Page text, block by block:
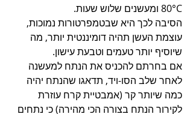
80°C ומעשנים שלוש שעות.
הסיבה לכך היא שבטמפרטורות נמוכות,
עוצמת העשן תהיה דומיננטית יותר, מה
שיוסיף יותר טעמים וטבעת עישון.
אם בחרתם להכניס את הנתח למעשנה
לאחר שלב הסו-ויד, תדאגו שהנתח יהיה
כמה שיותר קר (אמבטיית קרח עוזרת
לקירור הנתח בצורה הכי מהירה) כי נתחים